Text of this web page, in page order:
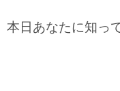
本日あなたに知っ